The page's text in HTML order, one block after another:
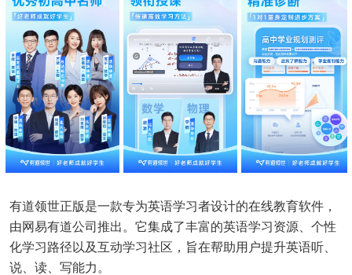
有道领世正版是一款专为英语学习者设计的在线教育软件，
由网易有道公司推出。它集成了丰富的英语学习资源、个性
化学习路径以及互动学习社区，旨在帮助用户提升英语听、
说、读、写能力。